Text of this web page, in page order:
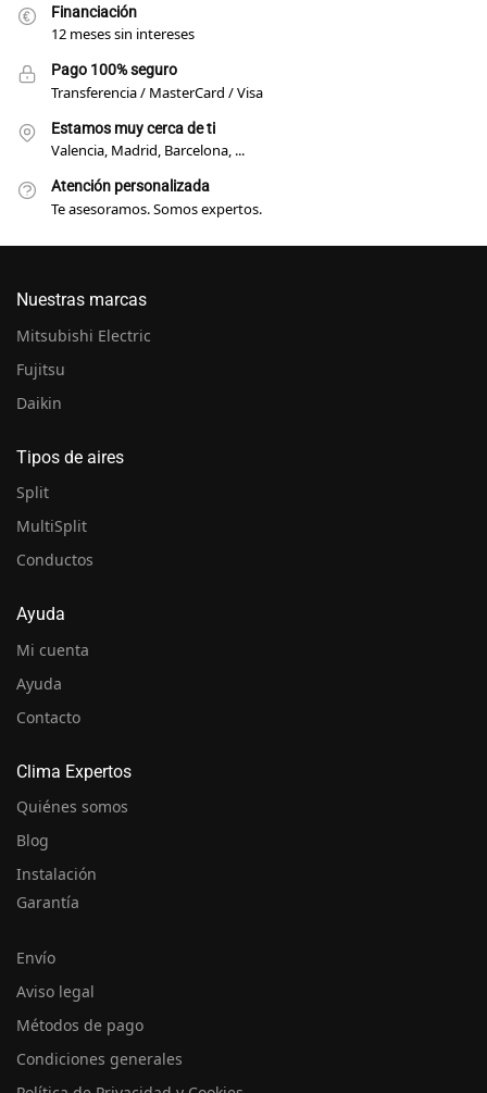
Financiación
12 meses sin intereses
Pago 100% seguro
Transferencia / MasterCard / Visa
Estamos muy cerca de ti
Valencia, Madrid, Barcelona, ...
Atención personalizada
Te asesoramos. Somos expertos.
Nuestras marcas
Mitsubishi Electric
Fujitsu
Daikin
Tipos de aires
Split
MultiSplit
Conductos
Ayuda
Mi cuenta
Ayuda
Contacto
Clima Expertos
Quiénes somos
Blog
Instalación
Garantía
Envío
Aviso legal
Métodos de pago
Condiciones generales